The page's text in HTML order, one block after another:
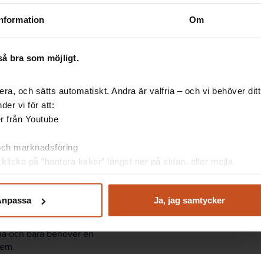
Om
bra som möjligt.
och sätts automatiskt. Andra är valfria – och vi behöver ditt
vi för att:
från Youtube
marknadsföring
på ”hantera kakor” längst ner på sidan, eller mejla
Ja, jag samtycker
var också med på
Här är hon
och en sporre
roller. Och för
och bara behöver en